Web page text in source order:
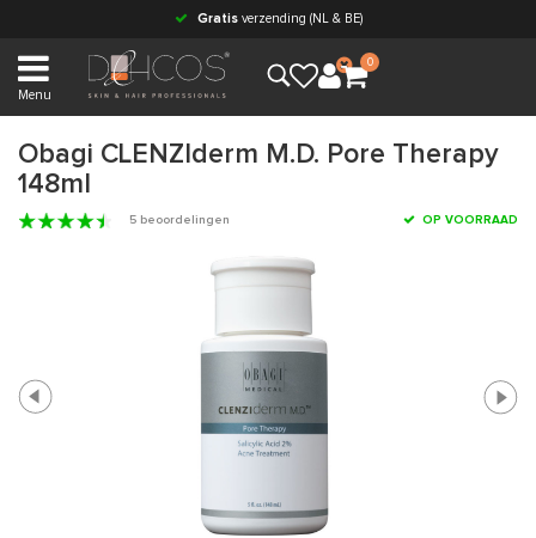
Gratisverzending (NL & BE)
Menu
0
Obagi CLENZIderm M.D. Pore Therapy
148ml
5 beoordelingen OP VOORRAAD